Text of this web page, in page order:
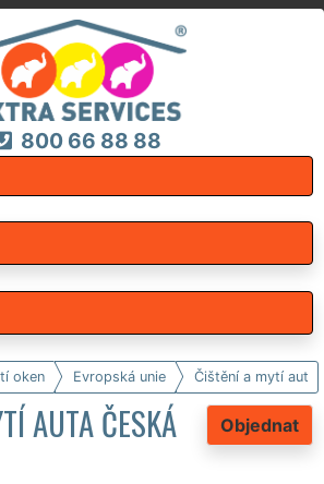
800 66 88 88
oken Evropská unie Čištění a mytí aut
Objednat
AUTA ČESKÁ